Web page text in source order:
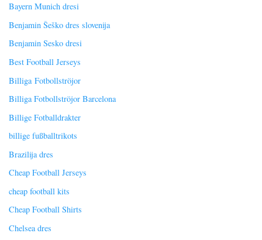
Bayern Munich dresi
Benjamin Šeško dres slovenija
Benjamin Sesko dresi
Best Football Jerseys
Billiga Fotbollströjor
Billiga Fotbollströjor Barcelona
Billige Fotballdrakter
billige fußballtrikots
Brazilija dres
Cheap Football Jerseys
cheap football kits
Cheap Football Shirts
Chelsea dres